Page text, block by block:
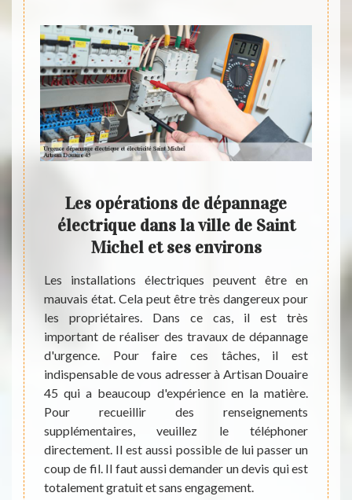
être
le
très
un
45
à
les
Les opérations de dépannage
électrique dans la ville de Saint
Michel et ses environs
Les installations électriques peuvent être en
mauvais état. Cela peut être très dangereux pour
les propriétaires. Dans ce cas, il est très
important de réaliser des travaux de dépannage
d'urgence. Pour faire ces tâches, il est
indispensable de vous adresser à Artisan Douaire
45 qui a beaucoup d'expérience en la matière.
Pour recueillir des renseignements
supplémentaires, veuillez le téléphoner
directement. Il est aussi possible de lui passer un
coup de fil. Il faut aussi demander un devis qui est
totalement gratuit et sans engagement.
les
les
vos
est